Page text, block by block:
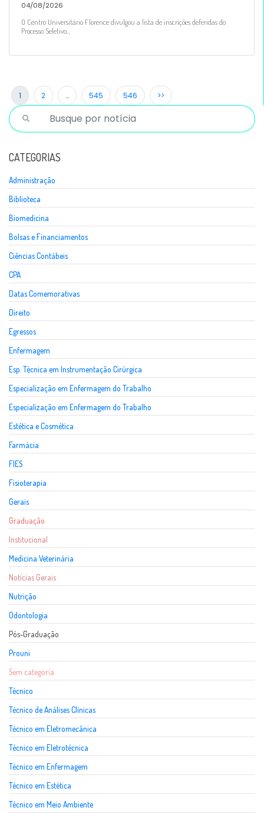
04/08/2026
O Centro Universitário Florence divulgou a lista de inscrições deferidas do
Processo Seletivo...
1 2 … 545 546 >>
CATEGORIAS
Administração
Biblioteca
Biomedicina
Bolsas e Financiamentos
Ciências Contábeis
CPA
Datas Comemorativas
Direito
Egressos
Enfermagem
Esp. Técnica em Instrumentação Cirúrgica
Especialização em Enfermagem do Trabalho
Especialização em Enfermagem do Trabalho
Estética e Cosmética
Farmácia
FIES
Fisioterapia
Gerais
Graduação
Institucional
Medicina Veterinária
Notícias Gerais
Nutrição
Odontologia
Pós-Graduação
Prouni
Sem categoria
Técnico
Técnico de Análises Clínicas
Técnico em Eletromecânica
Técnico em Eletrotécnica
Técnico em Enfermagem
Técnico em Estética
Técnico em Meio Ambiente